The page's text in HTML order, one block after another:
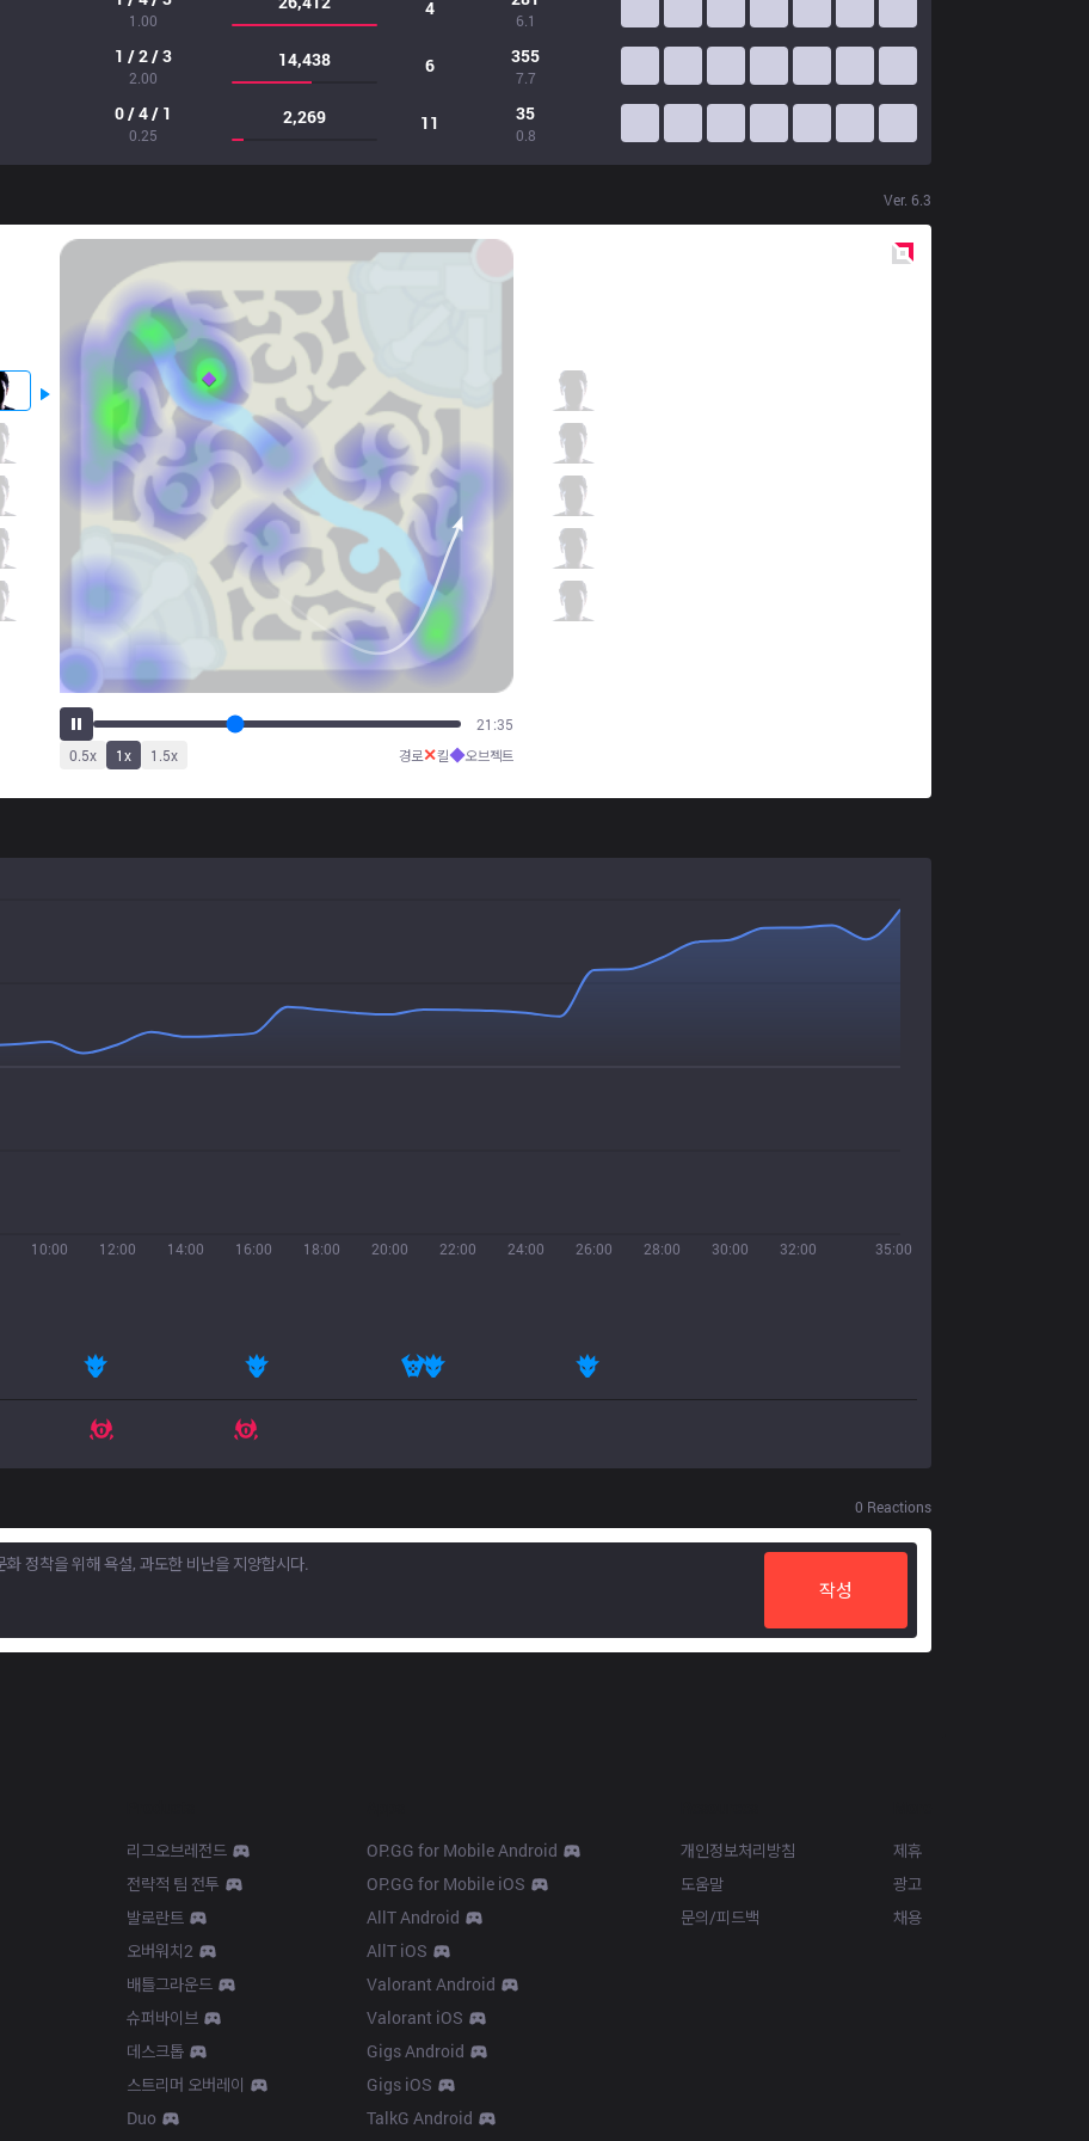
1.00
4
6.1
1 / 2 / 3
2.00
14,438 6 355
7.7
0 / 4 / 1
0.25
2,269 11 35
0.8
Ver. 6.3
27:06
0.5x 1x 1.5x 경로✕킬◆오브젝트
10:00 12:00 14:00 16:00 18:00 20:00 22:00 24:00 26:00 28:00 30:00 32:00 35:00
0 Reactions
작성
리그오브레전드
전략적 팀 전투
발로란트
오버워치2
배틀그라운드
슈퍼바이브
데스크톱
스트리머 오버레이
Duo
OP.GG for Mobile Android
OP.GG for Mobile iOS
AllT Android
AllT iOS
Valorant Android
Valorant iOS
Gigs Android
Gigs iOS
TalkG Android
개인정보처리방침
도움말
문의/피드백
제휴
광고
채용